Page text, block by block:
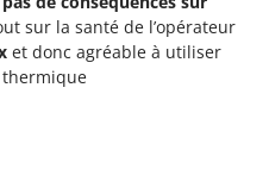
sur la santé de l’opérateur
et donc agréable à utiliser